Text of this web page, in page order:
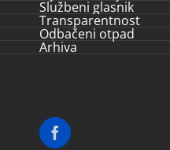
Službeni glasnik
Transparentnost
Odbačeni otpad
Arhiva
Facebook